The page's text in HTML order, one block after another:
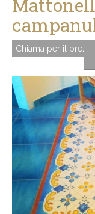
Chiama per il prezzo